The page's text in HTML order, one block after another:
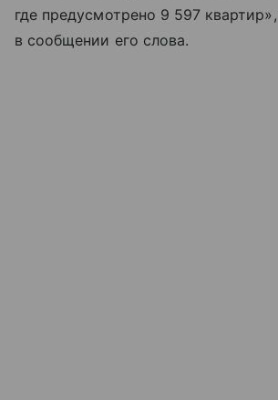
где предусмотрено 9 597
в сообщении его слова.